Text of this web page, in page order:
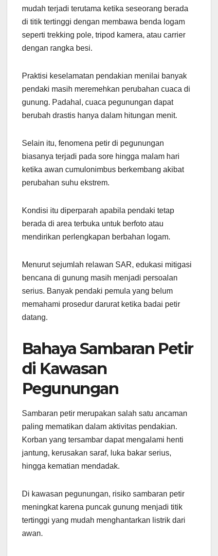
mudah terjadi terutama ketika seseorang berada
di titik tertinggi dengan membawa benda logam
seperti trekking pole, tripod kamera, atau carrier
dengan rangka besi.
Praktisi keselamatan pendakian menilai banyak
pendaki masih meremehkan perubahan cuaca di
gunung. Padahal, cuaca pegunungan dapat
berubah drastis hanya dalam hitungan menit.
Selain itu, fenomena petir di pegunungan
biasanya terjadi pada sore hingga malam hari
ketika awan cumulonimbus berkembang akibat
perubahan suhu ekstrem.
Kondisi itu diperparah apabila pendaki tetap
berada di area terbuka untuk berfoto atau
mendirikan perlengkapan berbahan logam.
Menurut sejumlah relawan SAR, edukasi mitigasi
bencana di gunung masih menjadi persoalan
serius. Banyak pendaki pemula yang belum
memahami prosedur darurat ketika badai petir
datang.
Bahaya Sambaran Petir
di Kawasan
Pegunungan
Sambaran petir merupakan salah satu ancaman
paling mematikan dalam aktivitas pendakian.
Korban yang tersambar dapat mengalami henti
jantung, kerusakan saraf, luka bakar serius,
hingga kematian mendadak.
Di kawasan pegunungan, risiko sambaran petir
meningkat karena puncak gunung menjadi titik
tertinggi yang mudah menghantarkan listrik dari
awan.